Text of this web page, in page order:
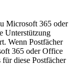
Microsoft 365 oder
Unterstützung
Wenn Postfächer
365 oder Office
diese Postfächer